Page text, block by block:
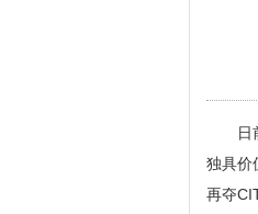
日
独具价
再夺